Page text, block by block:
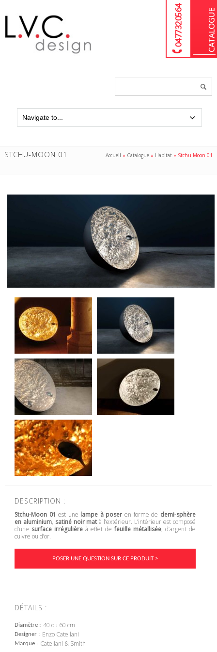
04 77 32 05 64
STCHU-MOON 01 Accueil » Catalogue » Habitat » Stchu-Moon 01
DESCRIPTION :
Stchu-Moon 01 est une lampe à poser en forme de demi-sphère
en aluminium, satiné noir matà l’extérieur. L’intérieur est composé
d’une surface irrégulièreà effet defeuille métallisée, d’argent de
cuivre ou d’or.
POSER UNE QUESTION SUR CE PRODUIT >
DÉTAILS :
Diamètre 40 ou 60 cm
Designer Enzo Catellani
Marque Catellani & Smith